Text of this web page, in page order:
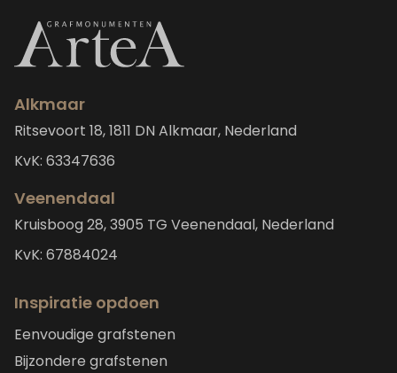
Alkmaar
Ritsevoort 18, 1811 DN Alkmaar, Nederland
KvK: 63347636
Veenendaal
Kruisboog 28, 3905 TG Veenendaal, Nederland
KvK: 67884024
Inspiratie opdoen
Eenvoudige grafstenen
Bijzondere grafstenen